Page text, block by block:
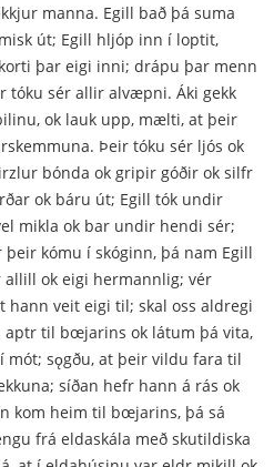
manna. Egill bað þá suma
út; Egill hljóp inn í loptit,
þar eigi inni; drápu þar menn
tóku sér allir alvæpni. Áki gekk
ok lauk upp, mælti, at þeir
Þeir tóku sér ljós ok
bónda ok gripir góðir ok silfr
ok báru út; Egill tók undir
mikla ok bar undir hendi sér;
kómu í skóginn, þá nam Egill
ok eigi hermannlig; vér
hann veit eigi til; skal oss aldregi
aptr til bœjarins ok látum þá vita,
sǫgðu, at þeir vildu fara til
síðan hefr hann á rás ok
kom heim til bœjarins, þá sá
frá eldaskála með skutildiska